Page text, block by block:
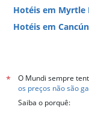
Hotéis em Myrtle
Hotéis em Cancún
*
O Mundi sempre
os preços não são
Saiba o porquê: